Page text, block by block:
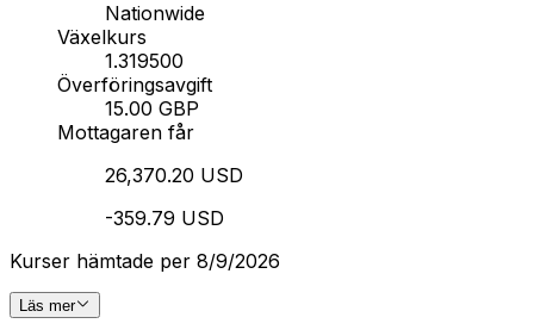
Nationwide
Växelkurs
1.319500
Överföringsavgift
15.00 GBP
Mottagaren får
26,370.20 USD
-359.79 USD
Kurser hämtade per 8/9/2026
Läs mer